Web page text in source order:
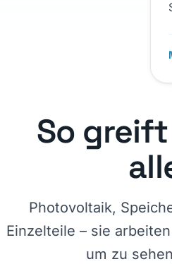
So
Photovoltaik,
Einzelteile – sie
um zu